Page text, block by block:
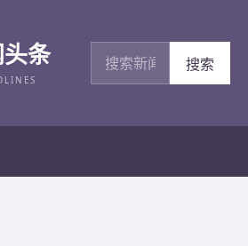
条 搜索新闻
搜索